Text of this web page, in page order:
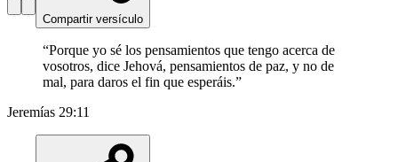
Compartir versículo
“Porque yo sé los pensamientos que tengo acerca de
vosotros, dice Jehová, pensamientos de paz, y no de
mal, para daros el fin que esperáis.”
Jeremías 29:11